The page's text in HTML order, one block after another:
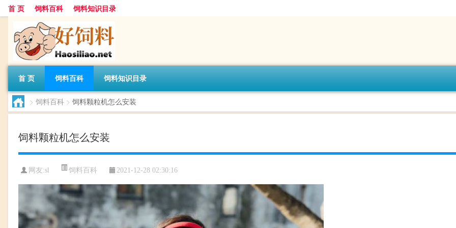
首 页 饲料百科 饲料知识目录
首 页 饲料百科 饲料知识目录
> 饲料百科 > 饲料颗粒机怎么安装
饲料颗粒机怎么安装
网友:sl 饲料百科 2021-12-28 02:30:16